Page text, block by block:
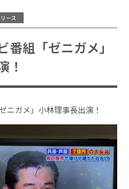
ース
番組「ゼニガメ」
！
ニガメ」小林理事長出演！